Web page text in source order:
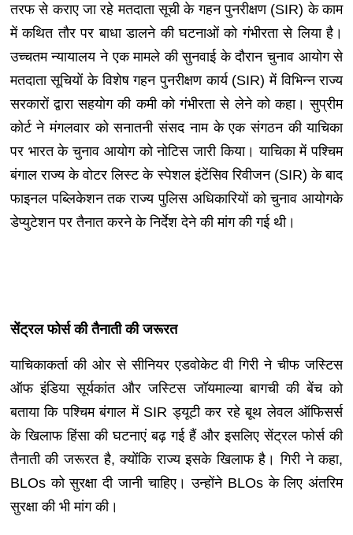
तरफ से कराए जा रहे मतदाता सूची के गहन पुनरीक्षण (SIR) के काम
में कथित तौर पर बाधा डालने की घटनाओं को गंभीरता से लिया है।
उच्चतम न्यायालय ने एक मामले की सुनवाई के दौरान चुनाव आयोग से
मतदाता सूचियों के विशेष गहन पुनरीक्षण कार्य (SIR) में विभिन्न राज्य
सरकारों द्वारा सहयोग की कमी को गंभीरता से लेने को कहा। सुप्रीम
कोर्ट ने मंगलवार को सनातनी संसद नाम के एक संगठन की याचिका
पर भारत के चुनाव आयोग को नोटिस जारी किया। याचिका में पश्चिम
बंगाल राज्य के वोटर लिस्ट के स्पेशल इंटेंसिव रिवीजन (SIR) के बाद
फाइनल पब्लिकेशन तक राज्य पुलिस अधिकारियों को चुनाव आयोगके
डेप्युटेशन पर तैनात करने के निर्देश देने की मांग की गई थी।
सेंट्रल फोर्स की तैनाती की जरूरत
याचिकाकर्ता की ओर से सीनियर एडवोकेट वी गिरी ने चीफ जस्टिस
ऑफ इंडिया सूर्यकांत और जस्टिस जॉयमाल्या बागची की बेंच को
बताया कि पश्चिम बंगाल में SIR ड्यूटी कर रहे बूथ लेवल ऑफिसर्स
के खिलाफ हिंसा की घटनाएं बढ़ गई हैं और इसलिए सेंट्रल फोर्स की
तैनाती की जरूरत है, क्योंकि राज्य इसके खिलाफ है। गिरी ने कहा,
BLOs को सुरक्षा दी जानी चाहिए। उन्होंने BLOs के लिए अंतरिम
सुरक्षा की भी मांग की।